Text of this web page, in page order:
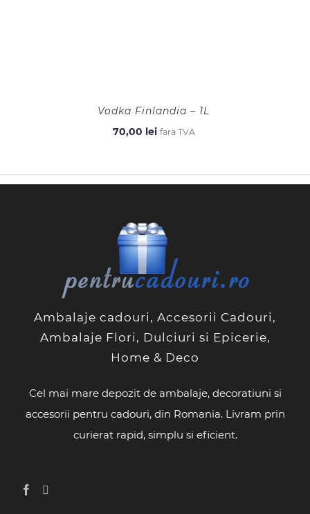
Vodka Finlandia – 1L
70,00 lei fara TVA
Ambalaje cadouri, Accesorii Cadouri,
Ambalaje Flori, Dulciuri si Epicerie,
Home & Deco
Cel mai mare depozit de ambalaje, decoratiuni si
accesorii pentru cadouri, din Romania. Livram prin
curierat rapid, simplu si eficient.